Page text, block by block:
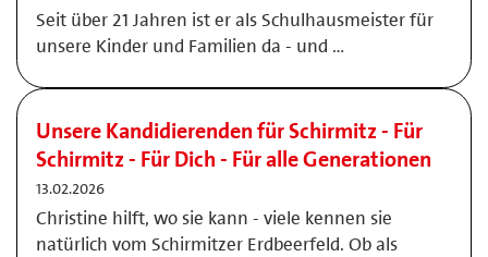
Seit über 21 Jahren ist er als Schulhausmeister für
unsere Kinder und Familien da - und …
Unsere Kandidierenden für Schirmitz - Für
Schirmitz - Für Dich - Für alle Generationen
13.02.2026
Christine hilft, wo sie kann - viele kennen sie
natürlich vom Schirmitzer Erdbeerfeld. Ob als